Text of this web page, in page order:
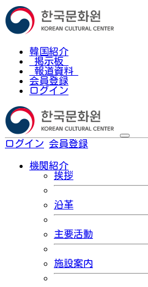
韓国紹介
掲示板
報道資料
会員登録
ログイン
ログイン 会員登録
機関紹介
挨拶
沿革
主要活動
施設案内